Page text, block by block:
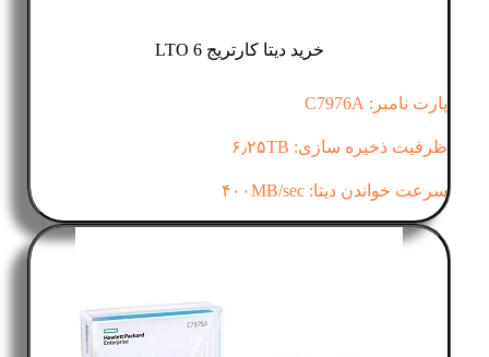
خرید دیتا کارتریج LTO 6
پارت نامبر: C7976A
ظرفیت ذخیره سازی: ۶٫۲۵TB
سرعت خواندن دیتا: ۴۰۰MB/sec